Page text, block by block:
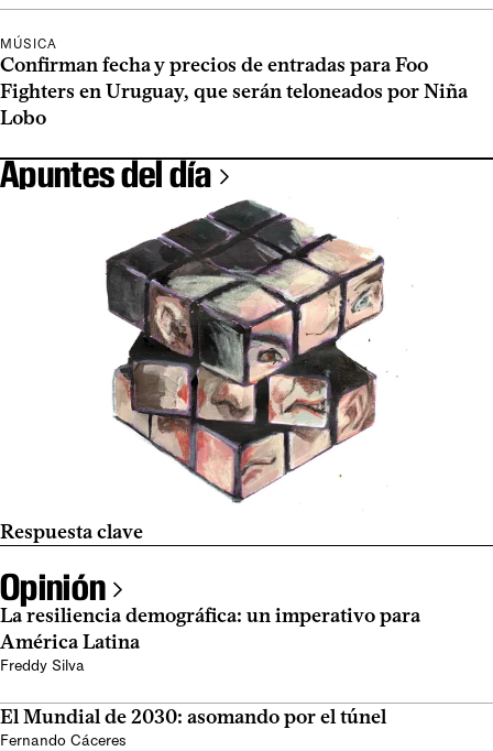
MÚSICA
Confirman fecha y precios de entradas para Foo
Fighters en Uruguay, que serán teloneados por Niña
Lobo
Apuntes del día
Respuesta clave
Opinión
La resiliencia demográfica: un imperativo para
América Latina
Freddy Silva
El Mundial de 2030: asomando por el túnel
Fernando Cáceres